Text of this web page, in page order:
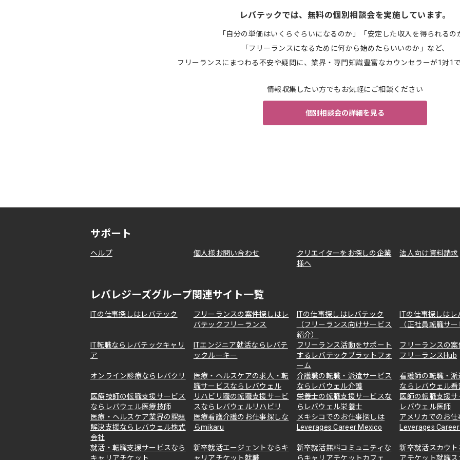
レバテックでは、無料の個別相談会を実施しています。
「自分の単価はいくらぐらいになるのか」「安定した収入を得られるの
「フリーランスになるために何から始めたらいいのか」など、
フリーランスにまつわる不安や疑問に、業界・専門知識豊富なカウンセラーが1対1で
情報収集したい方でもお気軽にご相談ください
個別相談会の詳細を見る
サポート
ヘルプ 個人様お問い合わせ
クリエイターをお探しの企業
様へ
法人向け資料請求
レバレジーズグループ関連サイト一覧
ITの仕事探しはレバテック
フリーランスの案件探しはレ
バテックフリーランス
ITの仕事探しはレバテック
（フリーランス向けサービス
紹介）
ITの仕事探しはレ
（正社員転職サー
IT転職ならレバテックキャリ
ア
ITエンジニア就活ならレバテ
ックルーキー
フリーランス活動をサポート
するレバテックプラットフォ
ーム
フリーランスの案
フリーランスHub
オンライン診療ならレバクリ
医療・ヘルスケアの求人・転
職サービスならレバウェル
介護職の転職・派遣サービス
ならレバウェル介護
看護師の転職・派
ならレバウェル看
医療技師の転職支援サービス
ならレバウェル医療技師
リハビリ職の転職支援サービ
スならレバウェルリハビリ
栄養士の転職支援サービスな
らレバウェル栄養士
医師の転職支援サ
レバウェル医師
医療・ヘルスケア業界の課題
解決支援ならレバウェル株式
会社
医療看護介護のお仕事探しな
らmikaru
メキシコでのお仕事探しは
Leverages Career Mexico
アメリカでのお仕
Leverages Career
就活・転職支援サービスなら
キャリアチケット
新卒就活エージェントならキ
ャリアチケット就職
新卒就活無料コミュニティな
らキャリアチケットカフェ
新卒就活スカウト
アチケット就職ス